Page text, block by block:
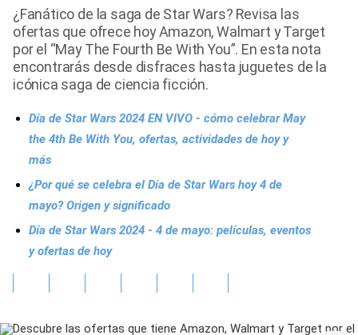
Vida Laboral
Tendencias Mix
¿Fanático de la saga de Star Wars? Revisa las
ofertas que ofrece hoy Amazon, Walmart y Target
por el “May The Fourth Be With You”. En esta nota
encontrarás desde disfraces hasta juguetes de la
icónica saga de ciencia ficción.
Día de Star Wars 2024 EN VIVO - cómo celebrar May
the 4th Be With You, ofertas, actividades de hoy y
más
¿Por qué se celebra el Día de Star Wars hoy 4 de
mayo? Origen y significado
Día de Star Wars 2024 - 4 de mayo: películas, eventos
y ofertas de hoy